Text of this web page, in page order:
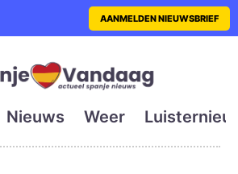
is de eerste
AANMELDEN NIEUWSBRIEF
Nieuws Weer